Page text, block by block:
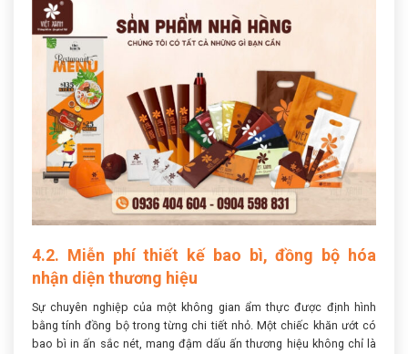
4.2. Miễn phí thiết kế bao bì, đồng bộ hóa
nhận diện thương hiệu
Sự chuyên nghiệp của một không gian ẩm thực được định hình
bằng tính đồng bộ trong từng chi tiết nhỏ. Một chiếc khăn ướt có
bao bì in ấn sắc nét, mang đậm dấu ấn thương hiệu không chỉ là